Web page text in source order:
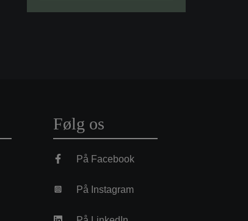
Følg os
På Facebook
På Instagram